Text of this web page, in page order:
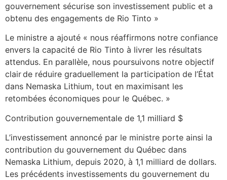
gouvernement sécurise son investissement public et a
obtenu des engagements de Rio Tinto »
Le ministre a ajouté « nous réaffirmons notre confiance
envers la capacité de Rio Tinto à livrer les résultats
attendus. En parallèle, nous poursuivons notre objectif
clair de réduire graduellement la participation de l’État
dans Nemaska Lithium, tout en maximisant les
retombées économiques pour le Québec. »
Contribution gouvernementale de 1,1 milliard $
L’investissement annoncé par le ministre porte ainsi la
contribution du gouvernement du Québec dans
Nemaska Lithium, depuis 2020, à 1,1 milliard de dollars.
Les précédents investissements du gouvernement du